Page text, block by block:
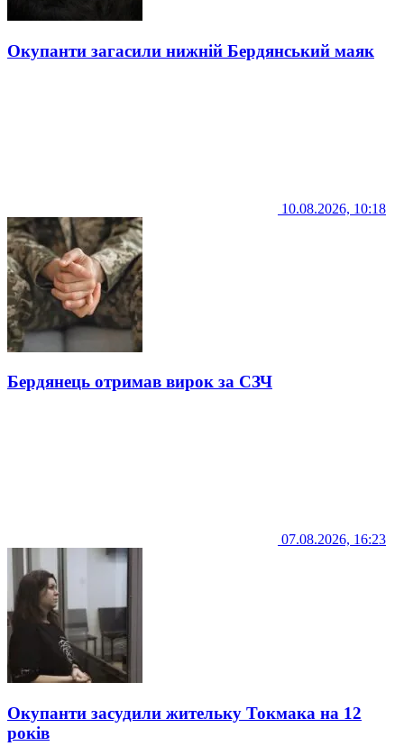
Окупанти загасили нижній Бердянський маяк
10.08.2026, 10:18
Бердянець отримав вирок за СЗЧ
07.08.2026, 16:23
Окупанти засудили жительку Токмака на 12
років